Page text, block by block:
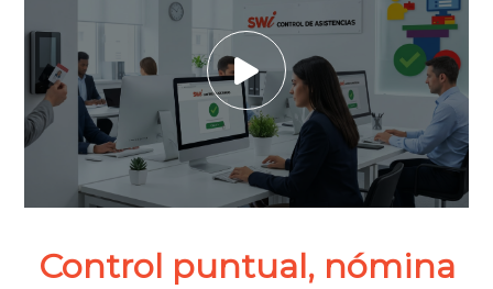
Control puntual, nómina